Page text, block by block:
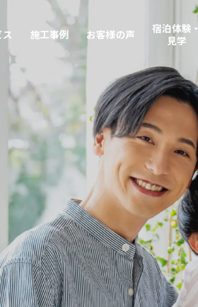
施工事例 お客様の声
宿泊体験・
見学